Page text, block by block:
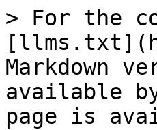
> For the
Markdown
available
page is